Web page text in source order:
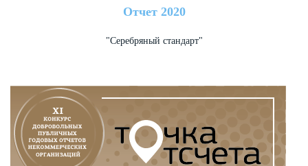
Отчет 2020
"Серебряный стандарт"